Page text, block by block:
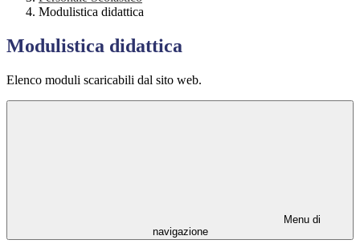
Modulistica didattica
Modulistica didattica
Elenco moduli scaricabili dal sito web.
Menu di
navigazione